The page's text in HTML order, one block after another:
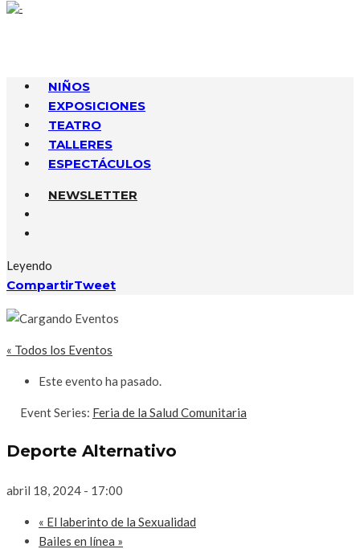
NIÑOS
EXPOSICIONES
TEATRO
TALLERES
ESPECTÁCULOS
NEWSLETTER
Leyendo
CompartirTweet
« Todos los Eventos
Este evento ha pasado.
Event Series: Feria de la Salud Comunitaria
Deporte Alternativo
abril 18, 2024 - 17:00
« El laberinto de la Sexualidad
Bailes en línea »